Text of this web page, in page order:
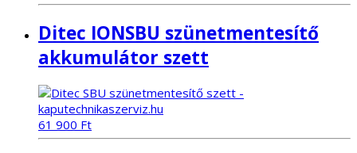
Ditec IONSBU szünetmentesítő
akkumulátor szett
61 900 Ft